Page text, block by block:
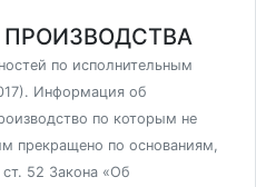
по исполнительным
Информация об
по которым не
прекращено по основаниям,
52 Закона «Об